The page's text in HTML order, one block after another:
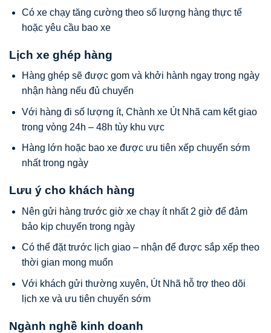
Có xe chạy tăng cường theo số lượng hàng thực tế
hoặc yêu cầu bao xe
Lịch xe ghép hàng
Hàng ghép sẽ được gom và khởi hành ngay trong ngày
nhận hàng nếu đủ chuyến
Với hàng đi số lượng ít, Chành xe Út Nhã cam kết giao
trong vòng 24h – 48h tùy khu vực
Hàng lớn hoặc bao xe được ưu tiên xếp chuyến sớm
nhất trong ngày
Lưu ý cho khách hàng
Nên gửi hàng trước giờ xe chạy ít nhất 2 giờ để đảm
bảo kịp chuyến trong ngày
Có thể đặt trước lịch giao – nhận để được sắp xếp theo
thời gian mong muốn
Với khách gửi thường xuyên, Út Nhã hỗ trợ theo dõi
lịch xe và ưu tiên chuyến sớm
Ngành nghề kinh doanh